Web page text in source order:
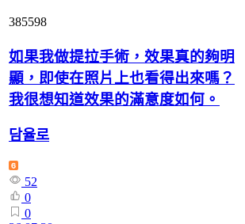
385598
如果我做提拉手術，效果真的夠明
顯，即使在照片上也看得出來嗎？
我很想知道效果的滿意度如何。
담율로
52
0
0